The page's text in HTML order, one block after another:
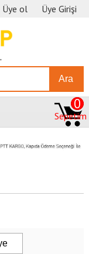
Üye ol Üye Girişi
Ara
Sepetim
0